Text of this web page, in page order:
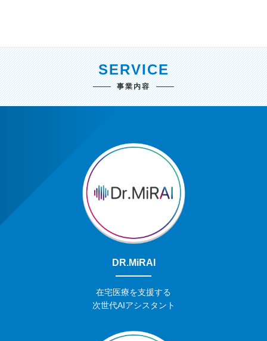
SERVICE
事業内容
DR.MiRAI
在宅医療を支援する
次世代AIアシスタント